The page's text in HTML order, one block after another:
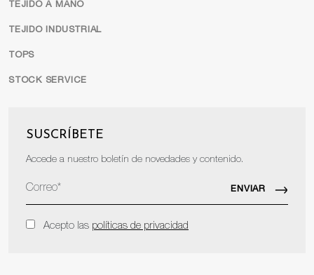
TEJIDO A MANO
TEJIDO INDUSTRIAL
TOPS
STOCK SERVICE
SUSCRÍBETE
Accede a nuestro boletín de novedades y contenido.
Acepto las políticas de privacidad